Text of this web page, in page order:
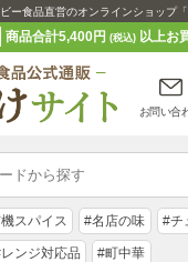
ー食品直営のオンラインショップ「
商品合計5,400円 (税込)以上お
お問い合
スパイス #名店の味 #チ
ンジ対応品 #町中華